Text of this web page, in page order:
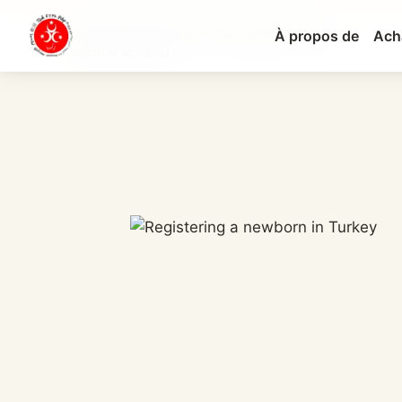
À propos de
Déclarer un Nouveau-né en Turquie (2026): Délai...